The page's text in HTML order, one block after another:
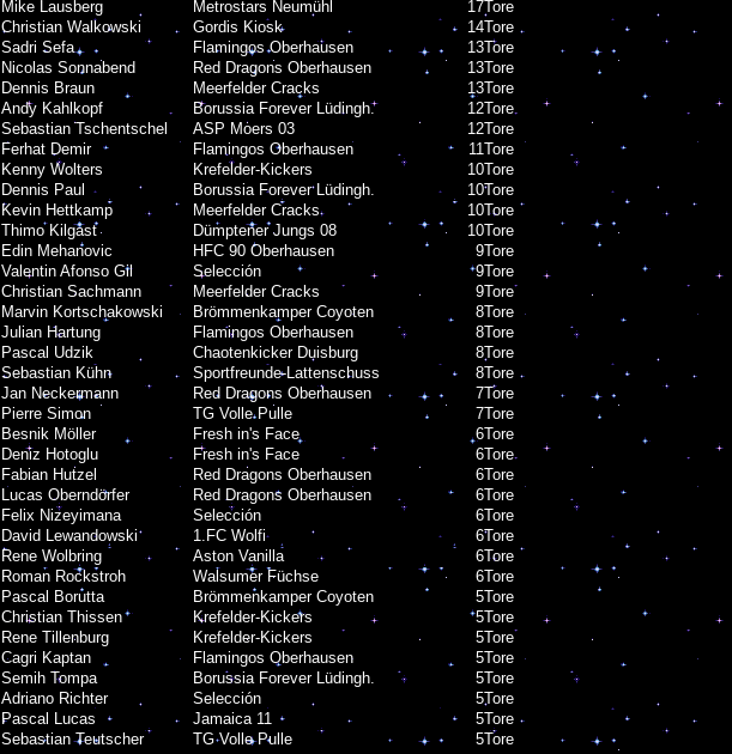
Mike Lausberg Metrostars Neumühl 17Tore
Christian Walkowski Gordis Kiosk 14Tore
Sadri Sefa Flamingos Oberhausen 13Tore
Nicolas Sonnabend Red Dragons Oberhausen 13Tore
Dennis Braun Meerfelder Cracks 13Tore
Andy Kahlkopf Borussia Forever Lüdingh. 12Tore
Sebastian Tschentschel ASP Moers 03 12Tore
Ferhat Demir Flamingos Oberhausen 11Tore
Kenny Wolters Krefelder-Kickers 10Tore
Dennis Paul Borussia Forever Lüdingh. 10Tore
Kevin Hettkamp Meerfelder Cracks 10Tore
Thimo Kilgast Dümptener Jungs 08 10Tore
Edin Mehanovic HFC 90 Oberhausen 9Tore
Valentin Afonso Gil Selección 9Tore
Christian Sachmann Meerfelder Cracks 9Tore
Marvin Kortschakowski Brömmenkamper Coyoten 8Tore
Julian Hartung Flamingos Oberhausen 8Tore
Pascal Udzik Chaotenkicker Duisburg 8Tore
Sebastian Kühn Sportfreunde-Lattenschuss 8Tore
Jan Neckermann Red Dragons Oberhausen 7Tore
Pierre Simon TG Volle Pulle 7Tore
Besnik Möller Fresh in's Face 6Tore
Deniz Hotoglu Fresh in's Face 6Tore
Fabian Hutzel Red Dragons Oberhausen 6Tore
Lucas Oberndörfer Red Dragons Oberhausen 6Tore
Felix Nizeyimana Selección 6Tore
David Lewandowski 1.FC Wolfi 6Tore
Rene Wolbring Aston Vanilla 6Tore
Roman Rockstroh Walsumer Füchse 6Tore
Pascal Borutta Brömmenkamper Coyoten 5Tore
Christian Thissen Krefelder-Kickers 5Tore
Rene Tillenburg Krefelder-Kickers 5Tore
Cagri Kaptan Flamingos Oberhausen 5Tore
Semih Tompa Borussia Forever Lüdingh. 5Tore
Adriano Richter Selección 5Tore
Pascal Lucas Jamaica 11 5Tore
Sebastian Teutscher TG Volle Pulle 5Tore